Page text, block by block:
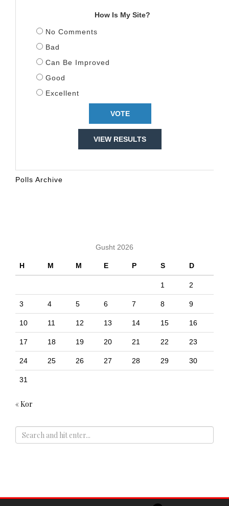
How Is My Site?
No Comments
Bad
Can Be Improved
Good
Excellent
VIEW RESULTS
Polls Archive
Gusht 2026
H M M E P S D
1 2
3 4 5 6 7 8 9
10 11 12 13 14 15 16
17 18 19 20 21 22 23
24 25 26 27 28 29 30
31
« Kor